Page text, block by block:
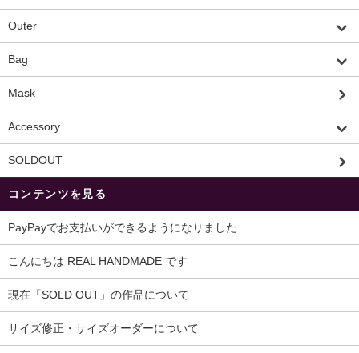
Outer
Bag
Mask
Accessory
SOLDOUT
コンテンツを見る
PayPayでお支払いができるようになりました
こんにちは REAL HANDMADE です
現在「SOLD OUT」の作品について
サイズ修正・サイズオーダーについて